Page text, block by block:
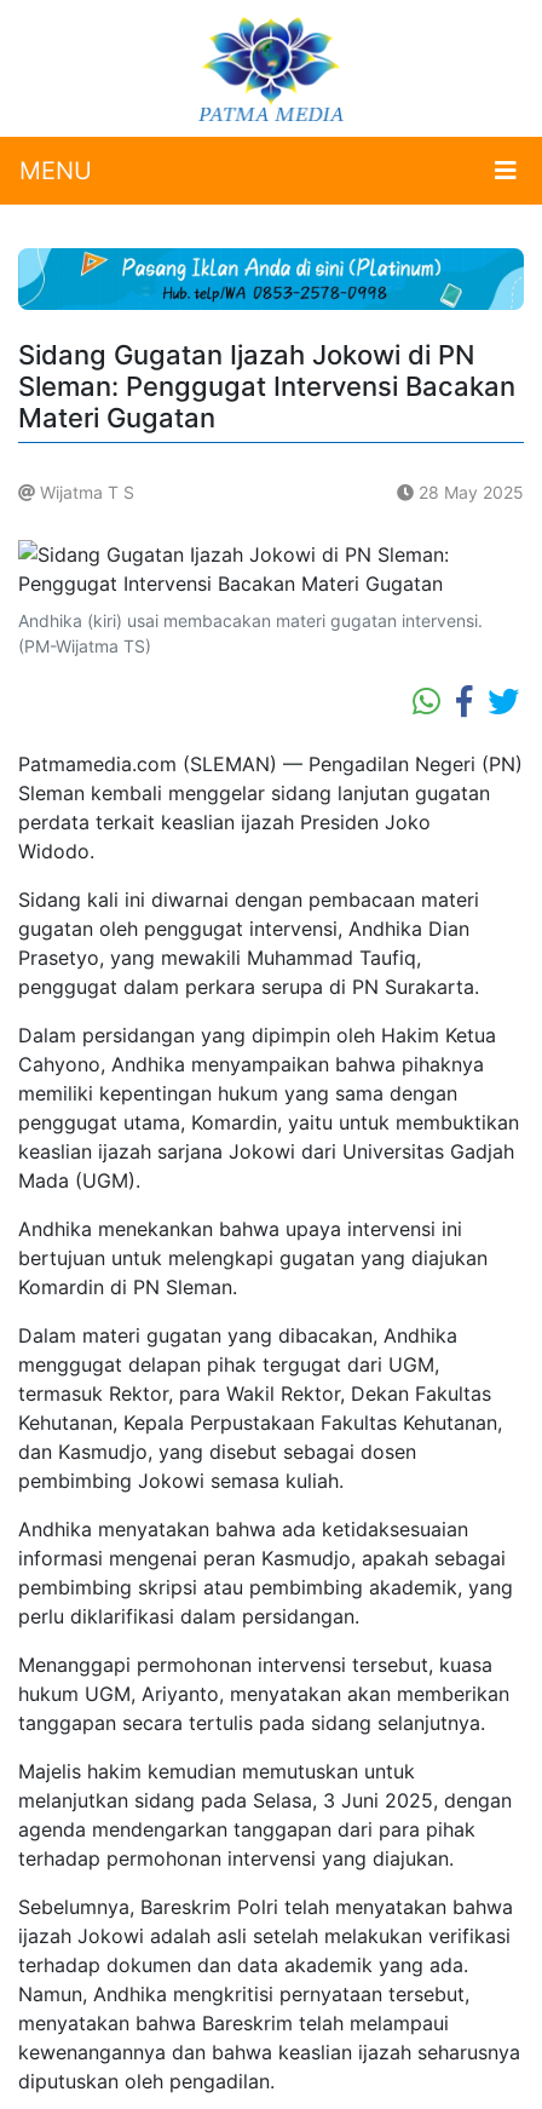
MENU
Sidang Gugatan Ijazah Jokowi di PN
Sleman: Penggugat Intervensi Bacakan
Materi Gugatan
Wijatma T S 28 May 2025
Andhika (kiri) usai membacakan materi gugatan intervensi.
(PM-Wijatma TS)
Patmamedia.com (SLEMAN) — Pengadilan Negeri (PN)
Sleman kembali menggelar sidang lanjutan gugatan
perdata terkait keaslian ijazah Presiden Joko
Widodo.
Sidang kali ini diwarnai dengan pembacaan materi
gugatan oleh penggugat intervensi, Andhika Dian
Prasetyo, yang mewakili Muhammad Taufiq,
penggugat dalam perkara serupa di PN Surakarta.
Dalam persidangan yang dipimpin oleh Hakim Ketua
Cahyono, Andhika menyampaikan bahwa pihaknya
memiliki kepentingan hukum yang sama dengan
penggugat utama, Komardin, yaitu untuk membuktikan
keaslian ijazah sarjana Jokowi dari Universitas Gadjah
Mada (UGM).
Andhika menekankan bahwa upaya intervensi ini
bertujuan untuk melengkapi gugatan yang diajukan
Komardin di PN Sleman.
Dalam materi gugatan yang dibacakan, Andhika
menggugat delapan pihak tergugat dari UGM,
termasuk Rektor, para Wakil Rektor, Dekan Fakultas
Kehutanan, Kepala Perpustakaan Fakultas Kehutanan,
dan Kasmudjo, yang disebut sebagai dosen
pembimbing Jokowi semasa kuliah.
Andhika menyatakan bahwa ada ketidaksesuaian
informasi mengenai peran Kasmudjo, apakah sebagai
pembimbing skripsi atau pembimbing akademik, yang
perlu diklarifikasi dalam persidangan.
Menanggapi permohonan intervensi tersebut, kuasa
hukum UGM, Ariyanto, menyatakan akan memberikan
tanggapan secara tertulis pada sidang selanjutnya.
Majelis hakim kemudian memutuskan untuk
melanjutkan sidang pada Selasa, 3 Juni 2025, dengan
agenda mendengarkan tanggapan dari para pihak
terhadap permohonan intervensi yang diajukan.
Sebelumnya, Bareskrim Polri telah menyatakan bahwa
ijazah Jokowi adalah asli setelah melakukan verifikasi
terhadap dokumen dan data akademik yang ada.
Namun, Andhika mengkritisi pernyataan tersebut,
menyatakan bahwa Bareskrim telah melampaui
kewenangannya dan bahwa keaslian ijazah seharusnya
diputuskan oleh pengadilan.